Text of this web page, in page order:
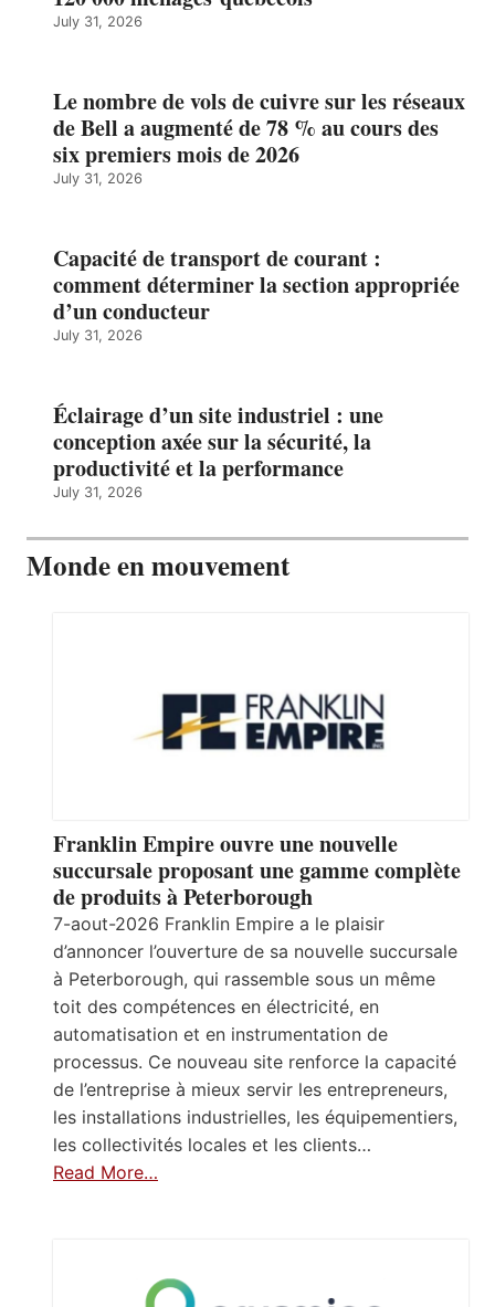
July 31, 2026
Le nombre de vols de cuivre sur les réseaux
de Bell a augmenté de 78 % au cours des
six premiers mois de 2026
July 31, 2026
Capacité de transport de courant :
comment déterminer la section appropriée
d’un conducteur
July 31, 2026
Éclairage d’un site industriel : une
conception axée sur la sécurité, la
productivité et la performance
July 31, 2026
Monde en mouvement
Franklin Empire ouvre une nouvelle
succursale proposant une gamme complète
de produits à Peterborough
7-aout-2026 Franklin Empire a le plaisir
d’annoncer l’ouverture de sa nouvelle succursale
à Peterborough, qui rassemble sous un même
toit des compétences en électricité, en
automatisation et en instrumentation de
processus. Ce nouveau site renforce la capacité
de l’entreprise à mieux servir les entrepreneurs,
les installations industrielles, les équipementiers,
les collectivités locales et les clients…
Read More…